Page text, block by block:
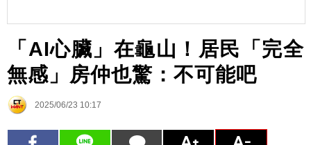
「AI心臟」在龜山！居民「完全
無感」房仲也驚：不可能吧
2025/06/23 10:17